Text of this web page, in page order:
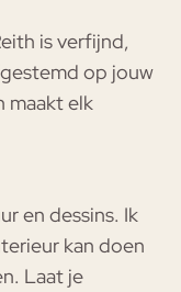
is verfijnd,
op jouw
maakt elk
en dessins. Ik
kan doen
Laat je